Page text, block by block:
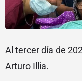
Al tercer día de
Arturo Illia.